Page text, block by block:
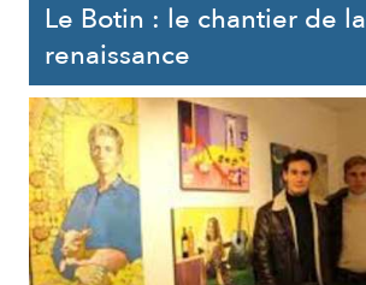
Le Botin : le chantier de la
renaissance